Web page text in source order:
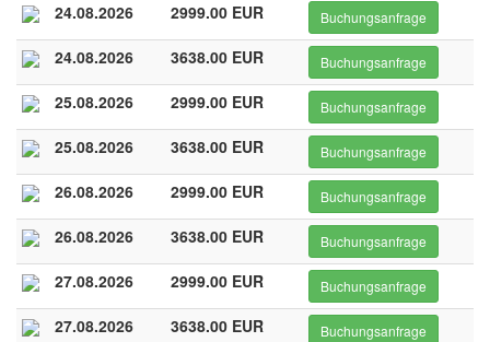
24.08.2026 2999.00 EUR Buchungsanfrage
24.08.2026 3638.00 EUR Buchungsanfrage
25.08.2026 2999.00 EUR Buchungsanfrage
25.08.2026 3638.00 EUR Buchungsanfrage
26.08.2026 2999.00 EUR Buchungsanfrage
26.08.2026 3638.00 EUR Buchungsanfrage
27.08.2026 2999.00 EUR Buchungsanfrage
27.08.2026 3638.00 EUR Buchungsanfrage